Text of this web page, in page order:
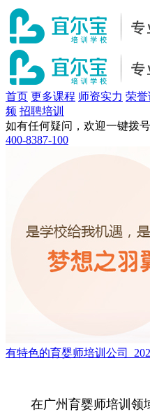
首页 更多课程 师资实力 荣誉
频 招聘培训
如有任何疑问，欢迎一键拨号
400-8387-100
有特色的育婴师培训公司
在广州育婴师培训领